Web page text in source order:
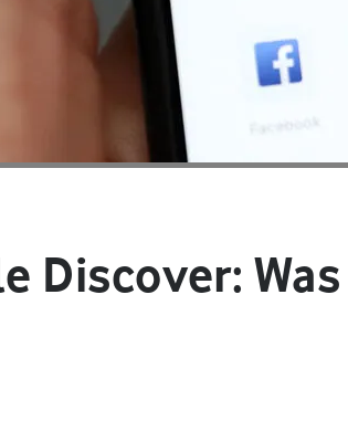
Discover: